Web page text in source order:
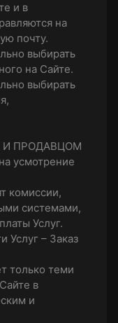
и в
на
почту.
выбирать
на Сайте.
выбирать
И ПРОДАВЦОМ
усмотрение
комиссии,
системами,
Услуг.
Услуг – Заказ
только теми
в
и